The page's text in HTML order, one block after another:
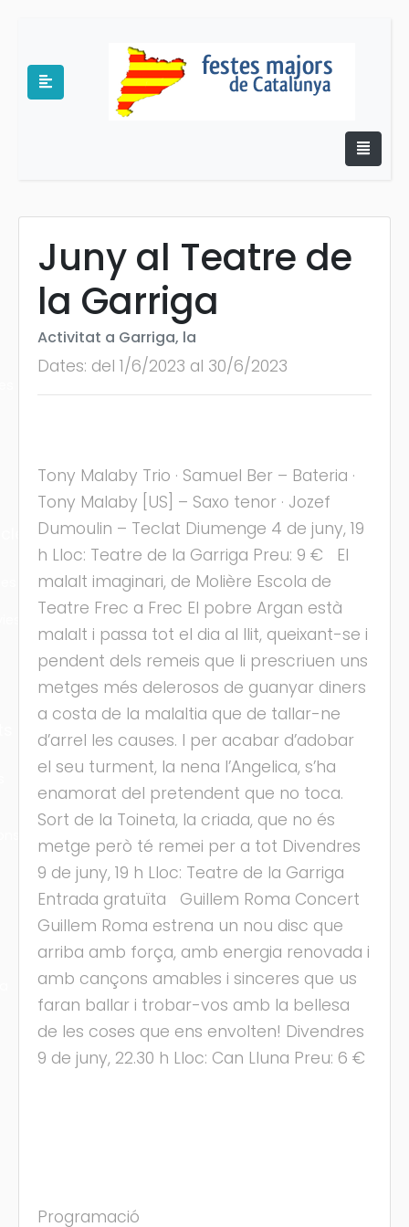
Juny al Teatre de
la Garriga
Activitat a Garriga, la
Dates: del 1/6/2023 al 30/6/2023
Tony Malaby Trio · Samuel Ber – Bateria ·
Tony Malaby [US] – Saxo tenor · Jozef
Dumoulin – Teclat Diumenge 4 de juny, 19
h Lloc: Teatre de la Garriga Preu: 9 € El
malalt imaginari, de Molière Escola de
Teatre Frec a Frec El pobre Argan està
malalt i passa tot el dia al llit, queixant-se i
pendent dels remeis que li prescriuen uns
metges més delerosos de guanyar diners
a costa de la malaltia que de tallar-ne
d’arrel les causes. I per acabar d’adobar
el seu turment, la nena l’Angelica, s’ha
enamorat del pretendent que no toca.
Sort de la Toineta, la criada, que no és
metge però té remei per a tot Divendres
9 de juny, 19 h Lloc: Teatre de la Garriga
Entrada gratuïta Guillem Roma Concert
Guillem Roma estrena un nou disc que
arriba amb força, amb energia renovada i
amb cançons amables i sinceres que us
faran ballar i trobar-vos amb la bellesa
de les coses que ens envolten! Divendres
9 de juny, 22.30 h Lloc: Can Lluna Preu: 6 €
Programació